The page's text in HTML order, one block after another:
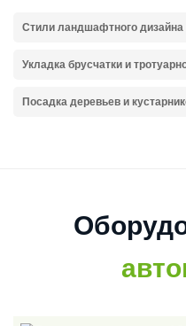
Стили ландшафтного
Укладка брусчатки и
Посадка деревьев и